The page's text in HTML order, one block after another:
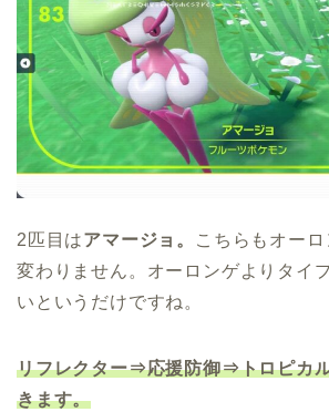
2匹目はアマージョ。
こちらもオー
変わりません。オーロンゲよりタイ
いというだけですね。
リフレクター⇒応援防御⇒トロピカ
きます。